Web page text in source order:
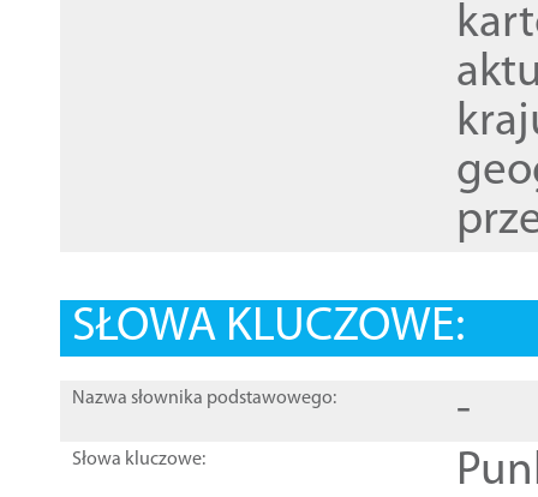
SŁOWA KLUCZOWE:
Nazwa słownika podstawowego: -
Słowa kluczowe: